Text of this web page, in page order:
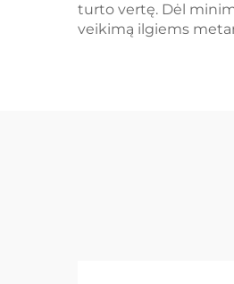
turto vertę. Dėl
veikimą ilgiems